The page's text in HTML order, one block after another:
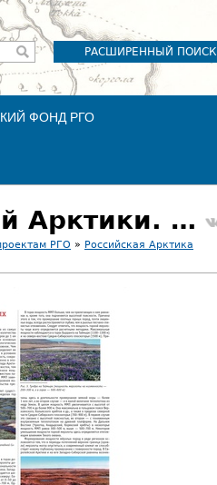
РАСШИРЕННЫЙ ПОИСК
ФОНД РГО
5.2. Вечная мерзлота и ледники Российской Арктики. Мощность мёрзлых пород
РГО » Российская Арктика